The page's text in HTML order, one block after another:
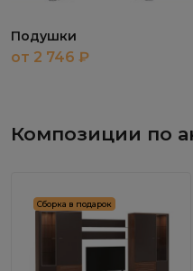
Подушки
от 2 746 ₽
Композиции по
Сборка в подарок